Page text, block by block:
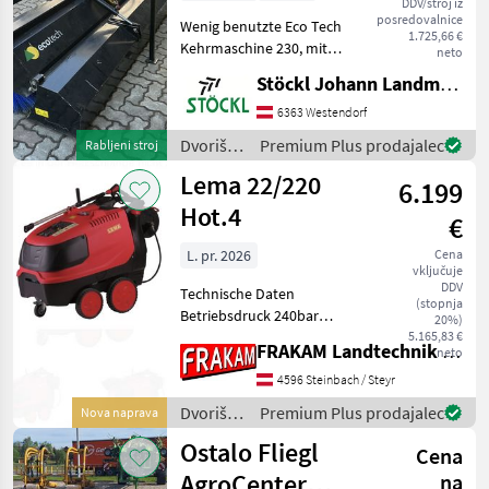
Rabljeni stroj
posredovalnice
1.725,66 €
neto
Wenig benutzte Eco Tech
Kehrmaschine 230, mit
Dvoriščna mehanizacija
Čistilna oprema
Stöckl Johann Landmaschinen GesmbH & Co KG
6363 Westendorf
Dvoriščna
mehanizacija
/
Sonstige
Premium Plus prodajalec
Nova naprava
Lema 22/220
Hot.4
6.199
€
Cena
vključuje
DDV
(stopnja
20%)
5.165,83 €
neto
L. pr. 2026
Technische Daten
Betriebsdruck 240bar
Fördermenge 1.300l/h max.
Zulauftemperatur 50°C
Umdrehung Pumpe
1.450U/min Spannung
400V/50Hz E-Moto
FRAKAM Landtechnik GmbH
4596 Steinbach / Steyr
Dvoriščna
mehanizacija
/ Lema
Premium Plus prodajalec
Ostalo Fliegl
Cena
na